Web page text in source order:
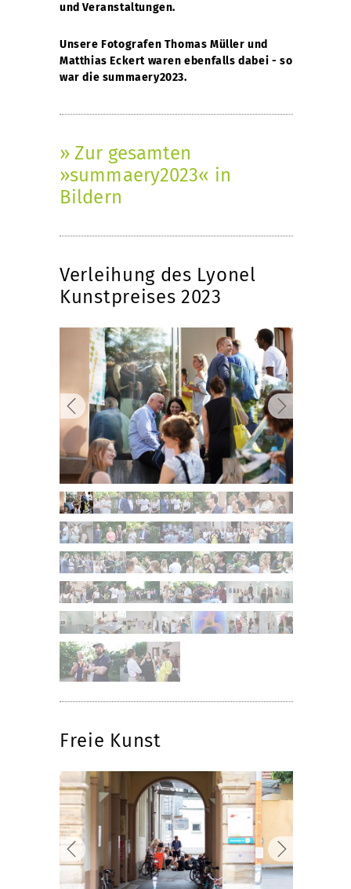
und Veranstaltungen.
Unsere Fotografen Thomas Müller und
Matthias Eckert waren ebenfalls dabei - so
war die summaery2023.
» Zur gesamten
»summaery2023« in
Bildern
Verleihung des Lyonel
Kunstpreises 2023
Freie Kunst